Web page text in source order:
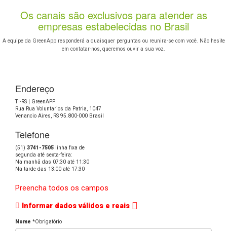
Os canais são exclusivos para atender as
empresas estabelecidas no Brasil
A equipe da GreenApp responderá a quaisquer perguntas ou reunira-se com você. Não hesite
em contatar-nos, queremos ouvir a sua voz.
Endereço
TI-RS | GreenAPP
Rua Rua Voluntarios da Patria, 1047
Venancio Aires, RS 95.800-000 Brasil
Telefone
(51) 3741-7505 linha fixa de
segunda até sexta-feira:
Na manhã das 07:30 até 11:30
Na tarde das 13:00 até 17:30
Preencha todos os campos
Informar dados válidos e reais
Nome *Obrigatório